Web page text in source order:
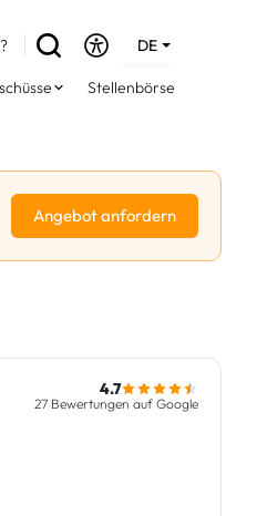
DE
EN
Stellenbörse
Angebot anfordern
4.7
27 Bewertungen auf Google